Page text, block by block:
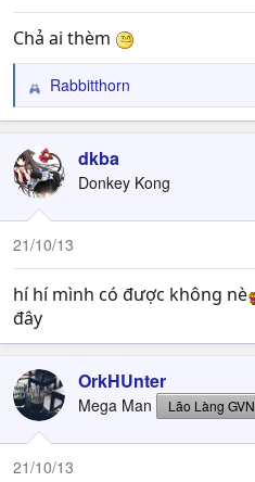
Chả ai thèm
R
e
c
t
i
o
n
Rabbitthorn
dkba
Donkey Kong
21/10/13
hí hí mình có được không nè
đây
OrkHUnter
Mega Man Lão Làng GVN
21/10/13